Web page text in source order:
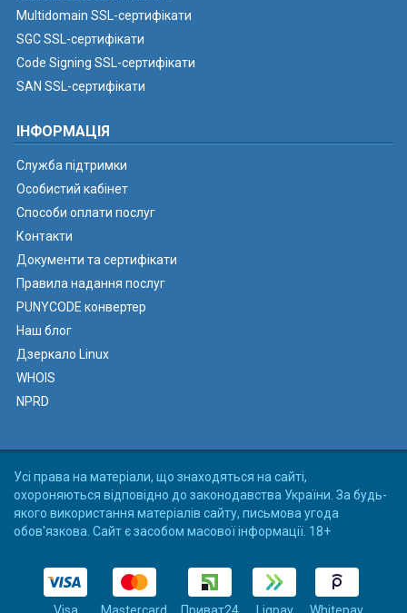
Multidomain SSL-сертифікати
SGC SSL-сертифікати
Code Signing SSL-сертифікати
SAN SSL-сертифікати
ІНФОРМАЦІЯ
Служба підтримки
Особистий кабінет
Способи оплати послуг
Контакти
Документи та сертифікати
Правила надання послуг
PUNYCODE конвертер
Наш блог
Дзеркало Linux
WHOIS
NPRD
Усі права на матеріали, що знаходяться на сайті,
охороняються відповідно до законодавства України. За будь-
якого використання матеріалів сайту, письмова угода
обов'язкова. Сайт є засобом масової інформації. 18+